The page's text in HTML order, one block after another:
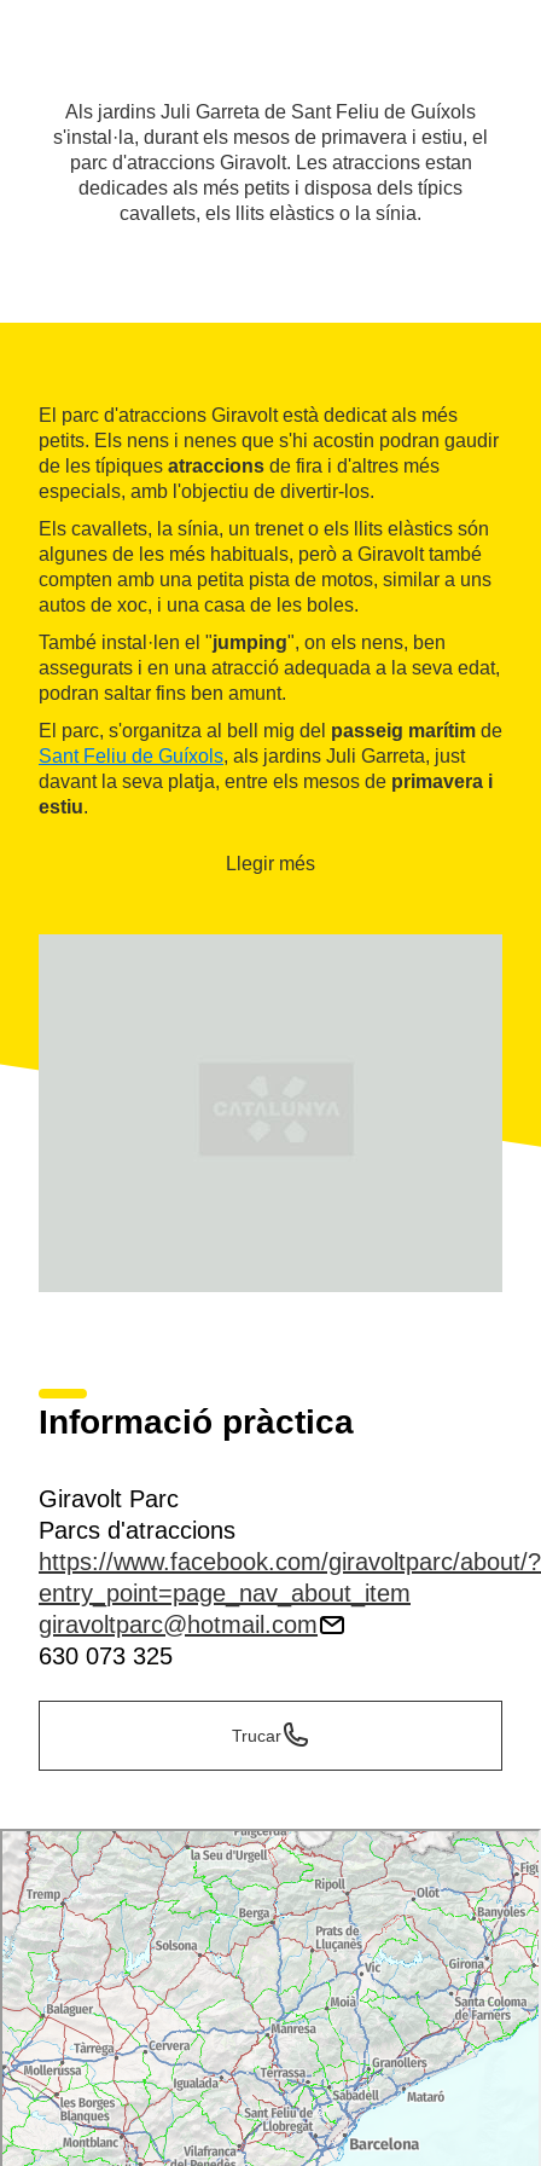
Als jardins Juli Garreta de Sant Feliu de Guíxols
s'instal·la, durant els mesos de primavera i estiu, el
parc d'atraccions Giravolt. Les atraccions estan
dedicades als més petits i disposa dels típics
cavallets, els llits elàstics o la sínia.
El parc d'atraccions Giravolt està dedicat als més
petits. Els nens i nenes que s'hi acostin podran gaudir
de les típiques atraccions de fira i d'altres més
especials, amb l'objectiu de divertir-los.
Els cavallets, la sínia, un trenet o els llits elàstics són
algunes de les més habituals, però a Giravolt també
compten amb una petita pista de motos, similar a uns
autos de xoc, i una casa de les boles.
També instal·len el "jumping", on els nens, ben
assegurats i en una atracció adequada a la seva edat,
podran saltar fins ben amunt.
El parc, s'organitza al bell mig del passeig marítim de
Sant Feliu de Guíxols, als jardins Juli Garreta, just
davant la seva platja, entre els mesos de primavera i
estiu.
Llegir més
Informació pràctica
Giravolt Parc
Parcs d'atraccions
https://www.facebook.com/giravoltparc/about/?
entry_point=page_nav_about_item
giravoltparc@hotmail.com
630 073 325
Trucar